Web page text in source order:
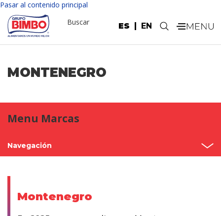
Pasar al contenido principal
ES EN
Buscar .
MONTENEGRO
Menu Marcas
Navegación
Montenegro